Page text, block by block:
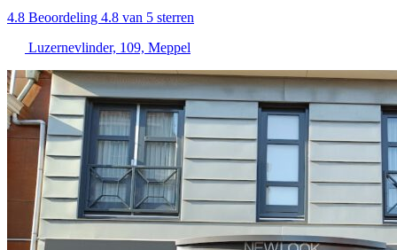
4.8 Beoordeling 4.8 van 5 sterren
Luzernevlinder, 109, Meppel